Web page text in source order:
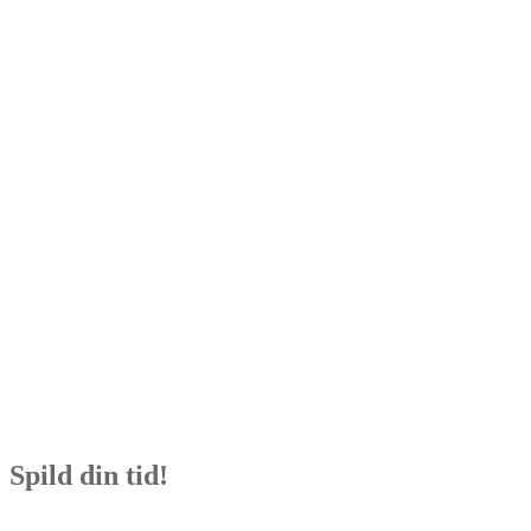
Spild din tid!